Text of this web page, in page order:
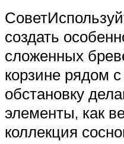
создать
сложенных
корзине рядом
обстановку
элементы, как
коллекция